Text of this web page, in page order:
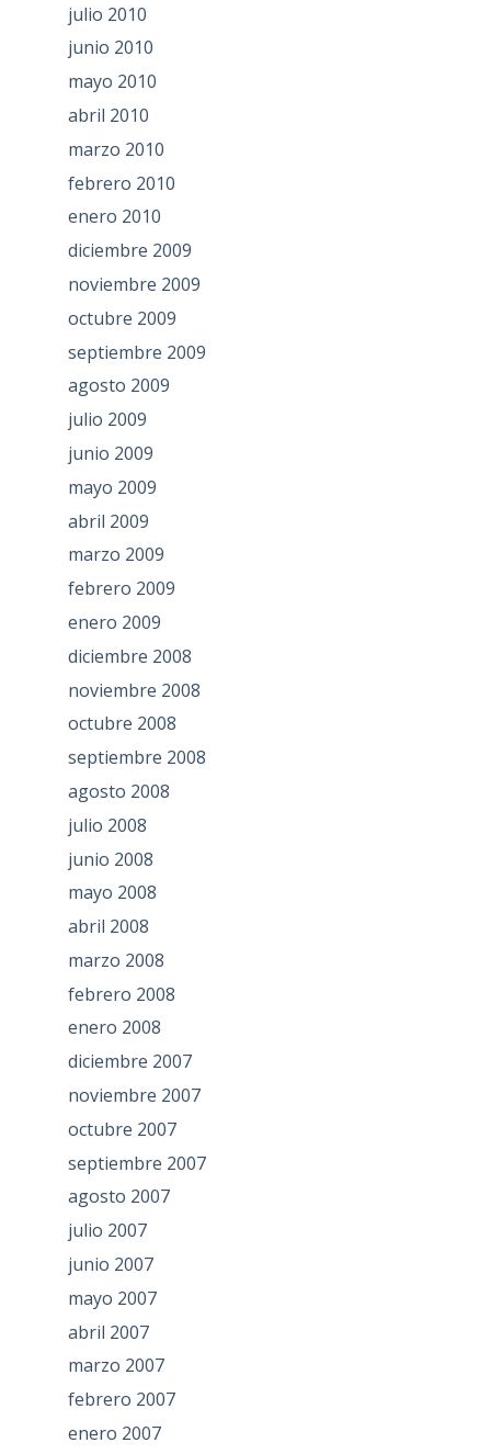
julio 2010
junio 2010
mayo 2010
abril 2010
marzo 2010
febrero 2010
enero 2010
diciembre 2009
noviembre 2009
octubre 2009
septiembre 2009
agosto 2009
julio 2009
junio 2009
mayo 2009
abril 2009
marzo 2009
febrero 2009
enero 2009
diciembre 2008
noviembre 2008
octubre 2008
septiembre 2008
agosto 2008
julio 2008
junio 2008
mayo 2008
abril 2008
marzo 2008
febrero 2008
enero 2008
diciembre 2007
noviembre 2007
octubre 2007
septiembre 2007
agosto 2007
julio 2007
junio 2007
mayo 2007
abril 2007
marzo 2007
febrero 2007
enero 2007